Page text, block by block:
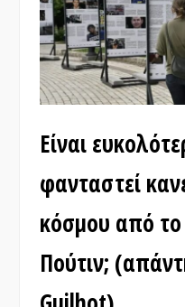
Είναι
φανταστεί
κόσμου από το
Πούτιν;